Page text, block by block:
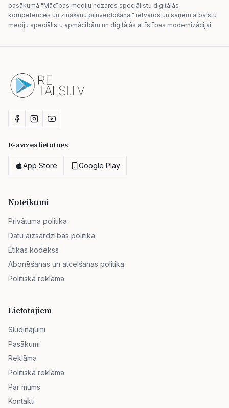
pasākumā "Mācības mediju nozares speciālistu digitālās
kompetences un zināšanu pilnveidošanai" ietvaros un saņem atbalstu
mediju speciālistu apmācībām un digitālās attīstības modernizācijai.
E-avīzes lietotnes
App Store Google Play
Noteikumi
Privātuma politika
Datu aizsardzības politika
Ētikas kodekss
Abonēšanas un atcelšanas politika
Politiskā reklāma
Lietotājiem
Sludinājumi
Pasākumi
Reklāma
Politiskā reklāma
Par mums
Kontakti